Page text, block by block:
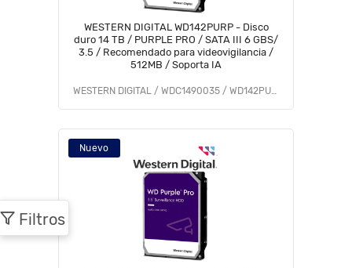
WESTERN DIGITAL WD142PURP - Disco
duro 14 TB / PURPLE PRO / SATA III 6 GBS/
3.5 / Recomendado para videovigilancia /
512MB / Soporta IA
WESTERN DIGITAL / WDC1490035 / WD142PURP
Nuevo
Filtros